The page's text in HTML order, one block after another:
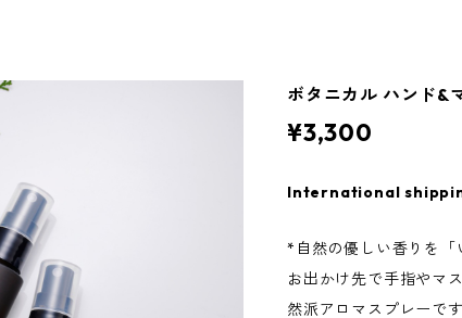
ボタニカル ハンド&
¥3,300
International
*自然の優しい香りを「
お出かけ先で手指やマ
然派アロマスプレーです